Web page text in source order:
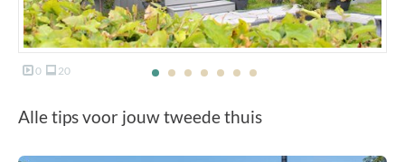
0 20
Alle tips voor jouw tweede thuis